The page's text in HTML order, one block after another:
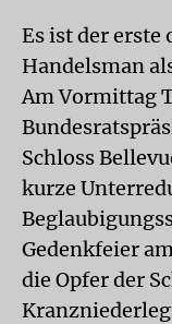
Es ist der
Handelsman
Am Vormittag
Schloss
kurze
Gedenkfeier
die Opfer der